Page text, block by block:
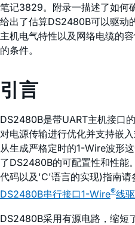
笔记3829。附录一描述了如何
给出了估算DS2480B可以驱动
主机电气特性以及网络电缆的
的条件。
引言
DS2480B是带UART主机接口
对电源传输进行优化并支持嵌
从生成严格定时的1-Wire波形
了DS2480B的可配置性和性能
代码以及'C'语言的实现)指南请
DS2480B串行接口1-Wire®线
DS2480B采用有源电路，缩短